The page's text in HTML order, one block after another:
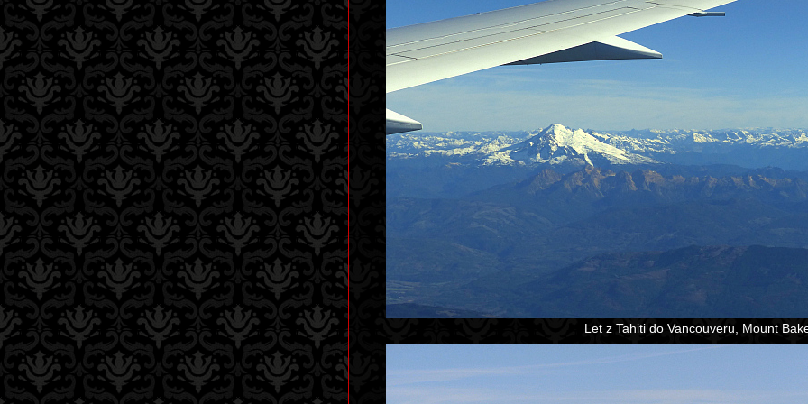
Let z Tahiti do Vancouveru, Mount